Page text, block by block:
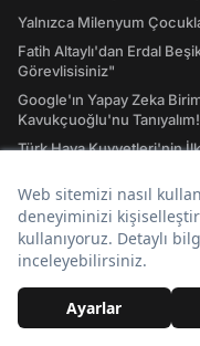
Yalnızca Milenyum
Fatih Altaylı'dan Erdal
Görevlisisiniz"
Google'ın Yapay Zeka
Kavukçuoğlu'nu Tanıyalım!
Türk Hava Kuvvetleri'nin
LGS Yerleştirmelerinin
Liseleri Belli Oldu
2 Bin Yıllık Betonun Sırrı
Hızlı Erişim
Hava Durumu